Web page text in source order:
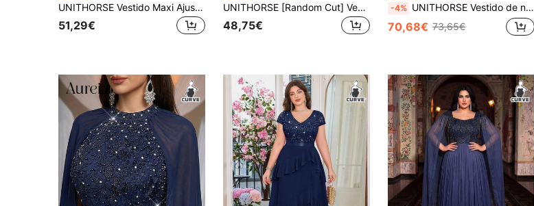
UNITHORSE Vestido Maxi Ajustado de Manga Corta con Cuello en V de unicolor Mezcla de Rayón para Mujer Boda Fiesta
51,29€
UNITHORSE [Random Cut] Vestido de noche para mujer con cuello en V, degradado, patchwork de gasa, cintura ceñida, negro, para boda, fiesta, otoño
48,75€
-4% UNITHORSE Vestido de noche ajustado de lino de punto con cuello cuadrado, manga extra larga y bordado para mujer, para fiesta, primavera, boda y otoño
70,68€ 73,65€